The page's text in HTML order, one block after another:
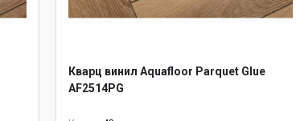
Кварц винил Aquafloor Parquet Glue
AF2514PG